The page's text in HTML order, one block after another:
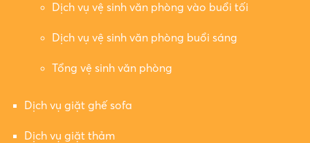
Dịch vụ vệ sinh văn phòng vào buổi tối
Dịch vụ vệ sinh văn phòng buổi sáng
Tổng vệ sinh văn phòng
Dịch vụ giặt ghế sofa
Dịch vụ giặt thảm